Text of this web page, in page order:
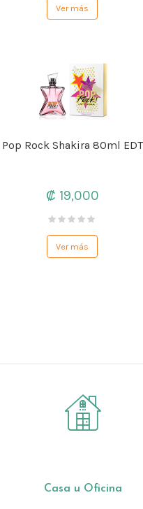
Ver más
Pop Rock Shakira 80ml EDT
₡ 19,000
Ver más
Casa u Oficina